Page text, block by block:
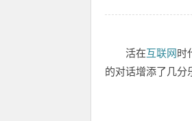
活在互联网时
的对话增添了几分